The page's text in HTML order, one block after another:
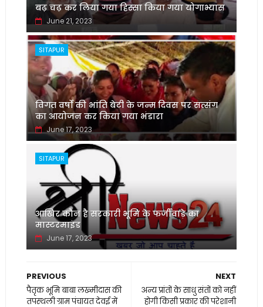
बढ़ चढ़ कर लिया गया हिस्सा किया गया योगाभ्यास
June 21, 2023
SITAPUR
विगत वर्षों की भांति बेटी के जन्म दिवस पर सत्संग
का आयोजन कर किया गया भंडारा
June 17, 2023
SITAPUR
आखिर कौन है सरकारी भूमि के फर्जीवाड़े का
मास्टरमाइंड
June 17, 2023
NEXT
अन्य प्रांतों के साधु संतों को नहीं
होगी किसी प्रकार की परेशानी
PREVIOUS
पैतृक भूमि बाबा लख्मीदास की
तपस्थली ग्राम पंचायत देवई में